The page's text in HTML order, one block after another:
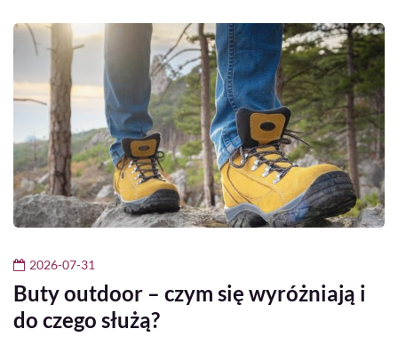
2026-07-31
Buty outdoor – czym się wyróżniają i
do czego służą?